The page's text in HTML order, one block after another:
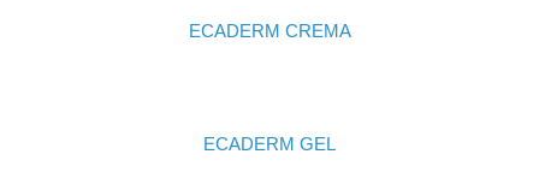
ECADERM CREMA
ECADERM GEL